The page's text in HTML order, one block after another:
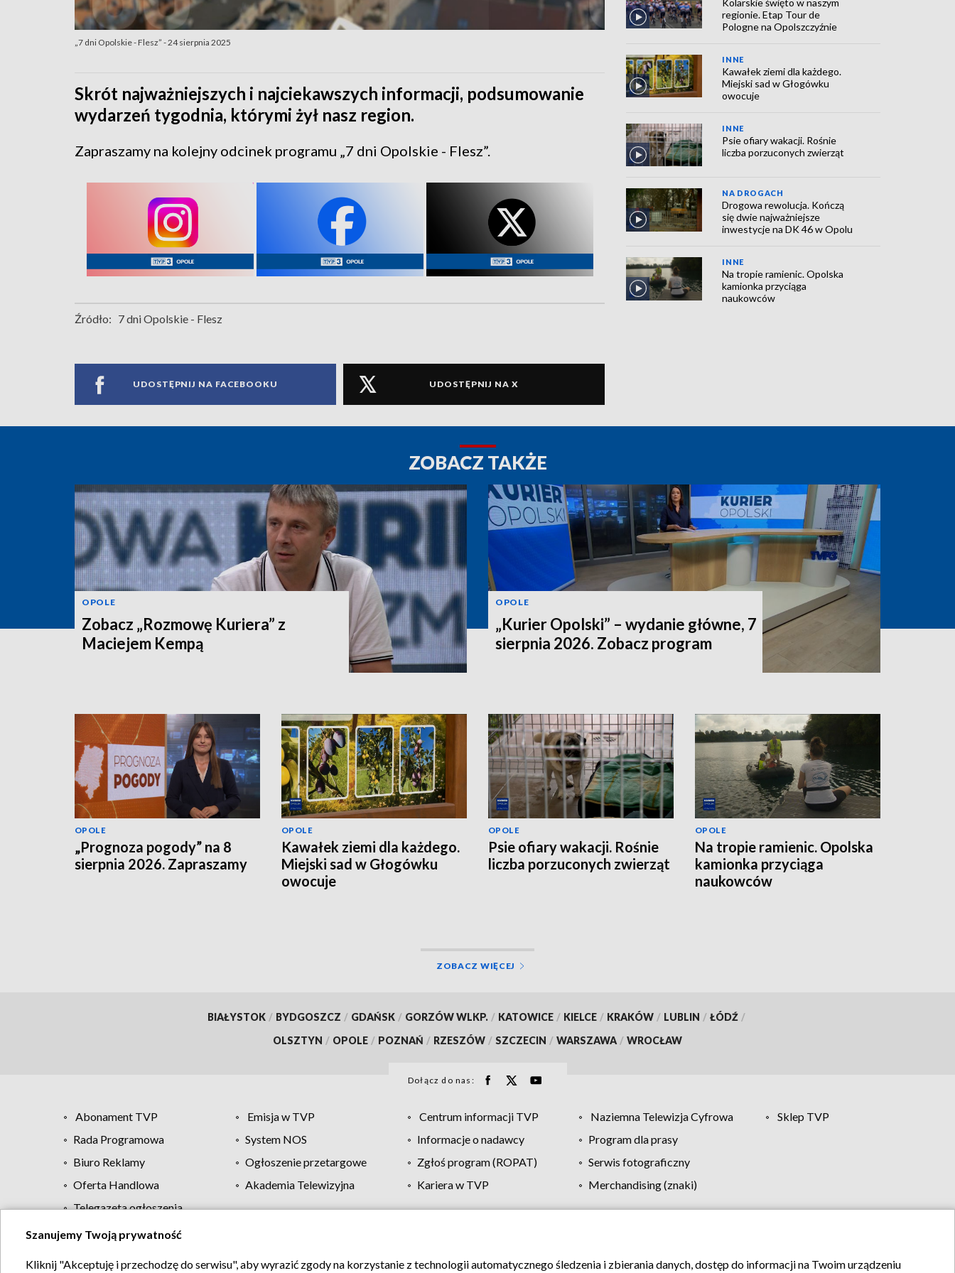
„7 dni Opolskie - Flesz” - 24 sierpnia 2025
Skrót najważniejszych i najciekawszych informacji, podsumowanie
wydarzeń tygodnia, którymi żył nasz region.
Zapraszamy na kolejny odcinek programu „7 dni Opolskie - Flesz”.
Źródło: 7 dni Opolskie - Flesz
UDOSTĘPNIJ NA FACEBOOKU UDOSTĘPNIJ NA X
regionie. Etap Tour de
Pologne na Opolszczyźnie
INNE
Kawałek ziemi dla każdego.
Miejski sad w Głogówku
owocuje
INNE
Psie ofiary wakacji. Rośnie
liczba porzuconych zwierząt
NA DROGACH
Drogowa rewolucja. Kończą
się dwie najważniejsze
inwestycje na DK 46 w Opolu
INNE
Na tropie ramienic. Opolska
kamionka przyciąga
naukowców
ZOBACZ TAKŻE
OPOLE
Zobacz „Rozmowę Kuriera” z
Maciejem Kempą
OPOLE
„Kurier Opolski” – wydanie główne, 7
sierpnia 2026. Zobacz program
OPOLE
„Prognoza pogody” na 8
sierpnia 2026. Zapraszamy
OPOLE
Kawałek ziemi dla każdego.
Miejski sad w Głogówku
owocuje
OPOLE
Psie ofiary wakacji. Rośnie
liczba porzuconych zwierząt
OPOLE
Na tropie ramienic. Opolska
kamionka przyciąga
naukowców
ZOBACZ WIĘCEJ
BIAŁYSTOK / BYDGOSZCZ / GDAŃSK / GORZÓW WLKP. / KATOWICE / KIELCE / KRAKÓW / LUBLIN / ŁÓDŹ /
OLSZTYN / OPOLE / POZNAŃ / RZESZÓW / SZCZECIN / WARSZAWA / WROCŁAW
Dołącz do nas:
Abonament TVP Emisja w TVP Centrum informacji TVP Naziemna Telewizja Cyfrowa
Sklep TVP
Rada Programowa
System NOS Informacje o nadawcy
Program dla prasy
Biuro Reklamy
Ogłoszenie przetargowe Zgłoś program (ROPAT)
Serwis fotograficzny
Oferta Handlowa
Akademia Telewizyjna Kariera w TVP
Merchandising (znaki)
Telegazeta ogłoszenia
Regulamin TVP Polityka prywatności Moje zgody Pomoc Biuro reklamy Kontakt
Szanujemy Twoją prywatność
Kliknij "Akceptuję i przechodzę do serwisu", aby wyrazić zgody na korzystanie z technologii automatycznego śledzenia i zbierania danych, dostęp do informacji na Twoim urządzeniu